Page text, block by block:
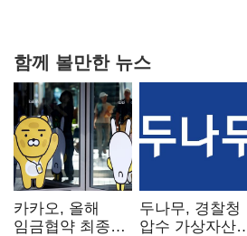
함께 볼만한 뉴스
카카오, 올해
임금협약 최종
두나무, 경찰청
압수 가상자산